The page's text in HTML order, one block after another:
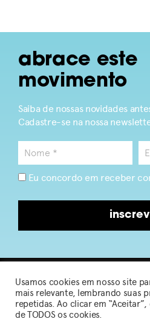
abrace este
movimento
Saiba de nossas novidades
Cadastre-se na nossa
Eu concordo em receber
2026 © Sou de Algodão
Usamos cookies em nosso site
mais relevante, lembrando suas
repetidas. Ao clicar em
de TODOS os cookies.